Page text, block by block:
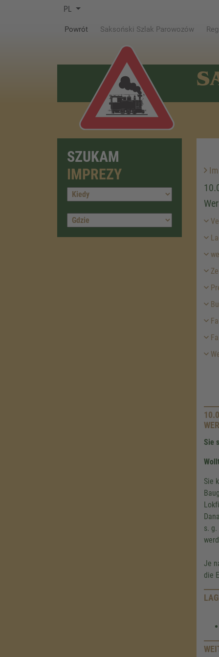
PL
Powrót (current)
Saksoński Szlak Parowozów
SZUKAM
IMPREZY
Sie
Sie
s.
Je
die